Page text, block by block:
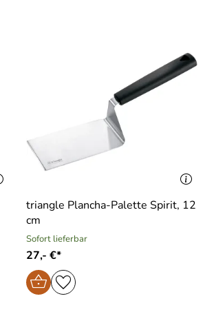
triangle Plancha-Palette Spirit, 12
cm
Sofort lieferbar
27,- €*